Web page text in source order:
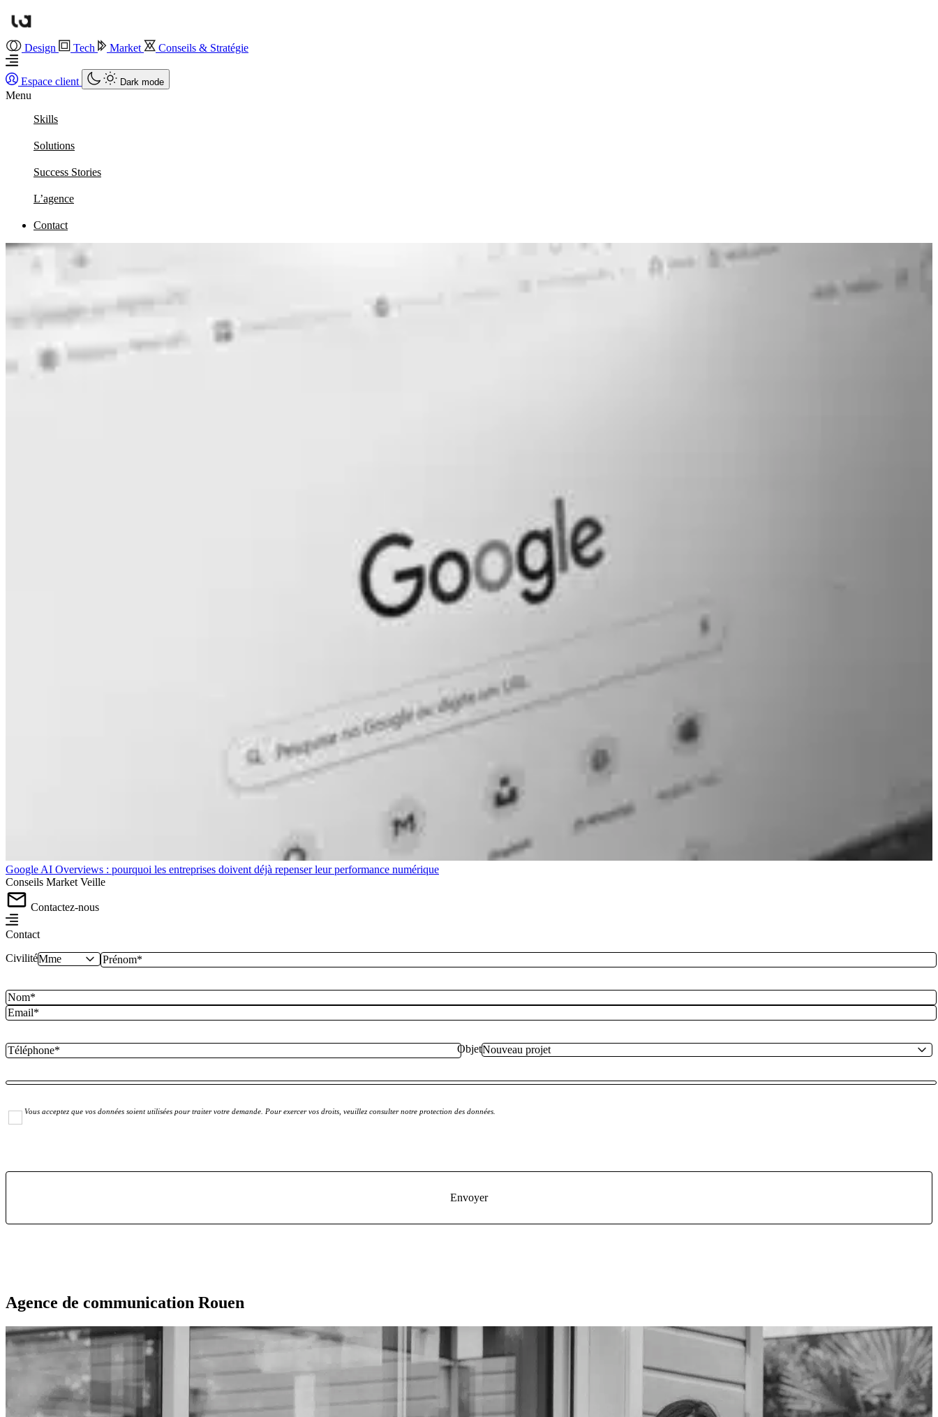
Design Tech Market Conseils & Stratégie
Espace client Dark mode
Menu
Skills
Solutions
Success Stories
L’agence
Contact
Google AI Overviews : pourquoi les entreprises doivent déjà repenser leur performance numérique
Conseils Market Veille
Contactez-nous
Contact
Civilité
Objet
Vous acceptez que vos données soient utilisées pour traiter votre demande. Pour exercer vos droits, veuillez consulter notre protection des données.
Agence de communication Rouen